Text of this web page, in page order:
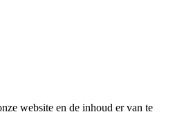
website en de inhoud er van te